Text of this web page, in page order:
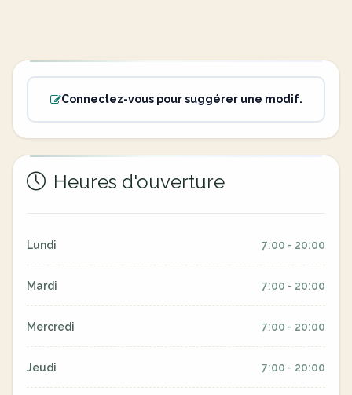
Connectez-vous pour suggérer une modif.
Heures d'ouverture
Lundi 7:00 - 20:00
Mardi 7:00 - 20:00
Mercredi 7:00 - 20:00
Jeudi 7:00 - 20:00